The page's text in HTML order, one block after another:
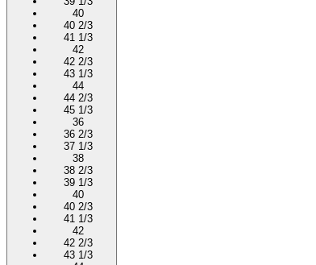
40
40 2/3
41 1/3
42
42 2/3
43 1/3
44
44 2/3
45 1/3
36
36 2/3
37 1/3
38
38 2/3
39 1/3
40
40 2/3
41 1/3
42
42 2/3
43 1/3